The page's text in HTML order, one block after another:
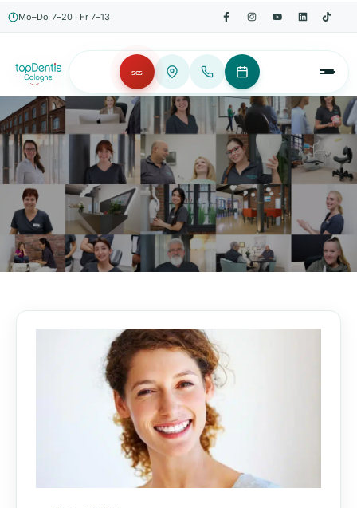
Mo–Do 7–20 · Fr 7–13
SOS
Unser Blog